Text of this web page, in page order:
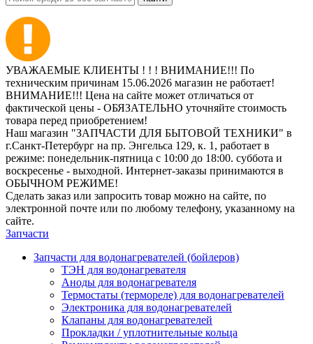
УВАЖАЕМЫЕ КЛИЕНТЫ ! ! ! ВНИМАНИЕ!!! По
техническим причинам 15.06.2026 магазин не работает!
ВНИМАНИЕ!!! Цена на сайте может отличаться от
фактической цены - ОБЯЗАТЕЛЬНО уточняйте стоимость
товара перед приобретением!
Наш магазин "ЗАПЧАСТИ ДЛЯ БЫТОВОЙ ТЕХНИКИ" в
г.Санкт-Петербург на пр. Энгельса 129, к. 1, работает в
режиме: понедельник-пятница с 10:00 до 18:00. суббота и
воскресенье - выходной. Интернет-заказы принимаются в
ОБЫЧНОМ РЕЖИМЕ!
Сделать заказ или запросить товар можно на сайте, по
электронной почте или по любому телефону, указанному на
сайте.
Запчасти
Запчасти для водонагревателей (бойлеров)
ТЭН для водонагревателя
Аноды для водонагревателя
Термостаты (термореле) для водонагревателей
Электроника для водонагревателей
Клапаны для водонагревателей
Прокладки / уплотнительные кольца